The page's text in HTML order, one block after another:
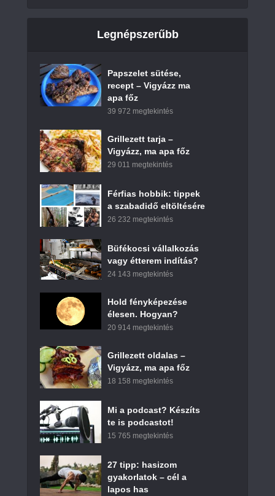
Legnépszerűbb
Papszelet sütése,
recept – Vigyázz ma
apa főz
39 972 megtekintés
Grillezett tarja –
Vigyázz, ma apa főz
29 011 megtekintés
Férfias hobbik: tippek
a szabadidő eltöltésére
26 232 megtekintés
Büfékocsi vállalkozás
vagy étterem indítás?
24 143 megtekintés
Hold fényképezése
élesen. Hogyan?
20 914 megtekintés
Grillezett oldalas –
Vigyázz, ma apa főz
18 158 megtekintés
Mi a podcast? Készíts
te is podcastot!
15 765 megtekintés
27 tipp: hasizom
gyakorlatok – cél a
lapos has